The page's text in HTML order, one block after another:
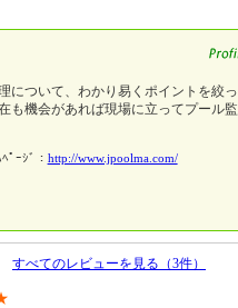
について、わかり易くポイントを絞っ
も機会があれば現場に立ってプール監
ﾟｰｼﾞ： http://www.jpoolma.com/
すべてのレビューを見る（3件）